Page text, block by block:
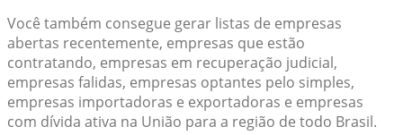
Você também consegue gerar listas de empresas
abertas recentemente, empresas que estão
contratando, empresas em recuperação judicial,
empresas falidas, empresas optantes pelo simples,
empresas importadoras e exportadoras e empresas
com dívida ativa na União para a região de todo Brasil.